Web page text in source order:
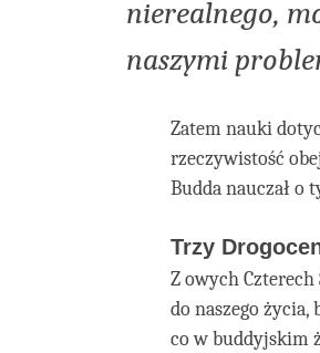
nierealnego,
naszymi
Zatem nauki
rzeczywistość
Budda nauczał o
Trzy
Z owych
do naszego
co w buddyjskim